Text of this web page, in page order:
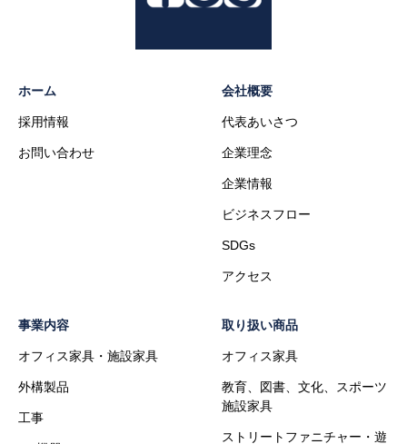
ホーム
採用情報
お問い合わせ
会社概要
代表あいさつ
企業理念
企業情報
ビジネスフロー
SDGs
アクセス
事業内容
オフィス家具・施設家具
外構製品
工事
取り扱い商品
オフィス家具
教育、図書、文化、スポーツ
施設家具
ストリートファニチャー・遊